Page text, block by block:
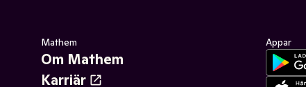
Mathem
Om Mathem
Karriär
Appar